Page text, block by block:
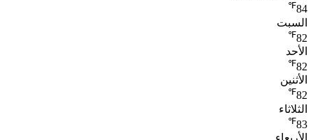
84
℉
السبت
82
℉
الأحد
82
℉
الأثنين
82
℉
الثلاثاء
83
℉
الأربعاء